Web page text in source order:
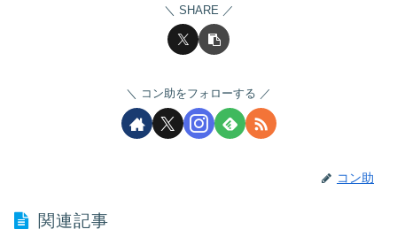
SHARE
コン助をフォローする
コン助
関連記事